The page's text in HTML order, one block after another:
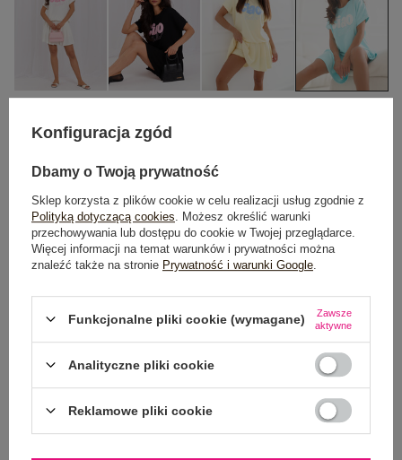
L/XL
POWIADOM O DOSTĘPNOŚCI
Produkt niedostępny
GŁÓWNE PARAMETRY
Konfiguracja zgód
Dbamy o Twoją prywatność
Sklep korzysta z plików cookie w celu realizacji usług zgodnie z
Polityką dotyczącą cookies . Możesz określić warunki
przechowywania lub dostępu do cookie w Twojej przeglądarce.
Więcej informacji na temat warunków i prywatności można
znaleźć także na stronie Prywatność i warunki Google
Funkcjonalne pliki cookie (wymagane)
Zawsze
aktywne
Analityczne pliki cookie
Reklamowe pliki cookie